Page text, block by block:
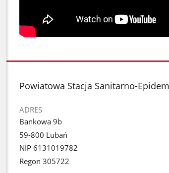
stopka
Powiatowa Stacja Sanitarno-
ADRES
Bankowa 9b
59-800 Lubań
NIP 6131019782
Regon 305722